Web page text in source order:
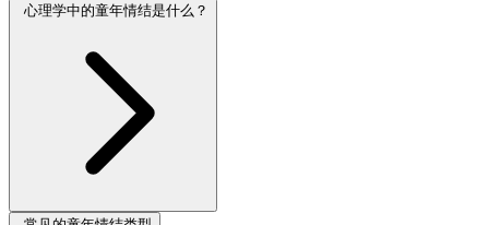
心理学中的童年情结是什么？